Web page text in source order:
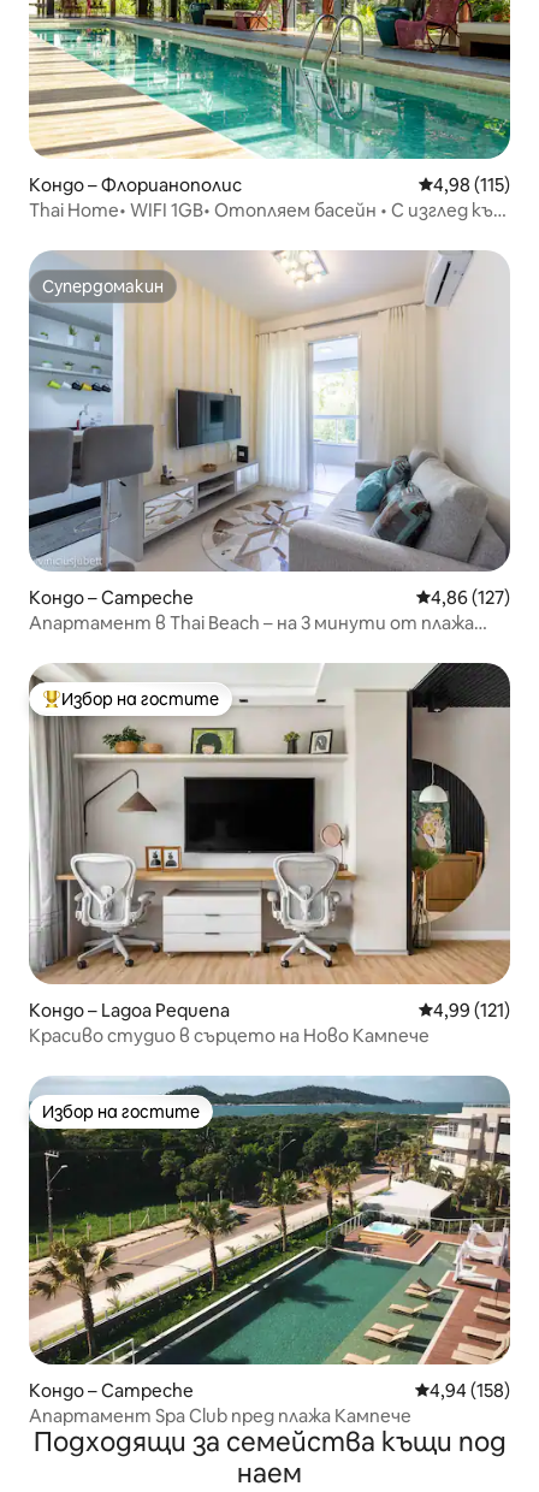
Кондо – Флорианополис Средна
4,98 (115)
Thai Home• WIFI 1GB• Отопляем басейн • С изглед към
Супердомакин
Супердомакин
Кондо – Campeche Средна
4,86 (127)
Апартамент в Thai Beach – на 3 минути от плажа
Най-популярен избор на гостите
Избор на гостите
Кондо – Lagoa Pequena Средна
4,99 (121)
Красиво студио в сърцето на Ново Кампече
Избор на гостите
Избор на гостите
Кондо – Campeche Средна
4,94 (158)
Апартамент Spa Club пред плажа Кампече
Подходящи за семейства къщи под
наем